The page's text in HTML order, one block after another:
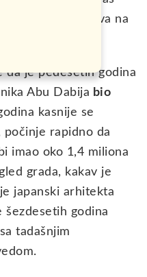
rastućih gradova na
da je pedesetih godina
Abu Dabija bio
kasnije se
počinje rapidno da
imao oko 1,4 miliona
grada, kakav je
japanski arhitekta
šezdesetih godina
tadašnjim